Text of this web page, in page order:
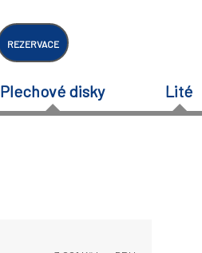
REZERVACE
Plechové disky Lité